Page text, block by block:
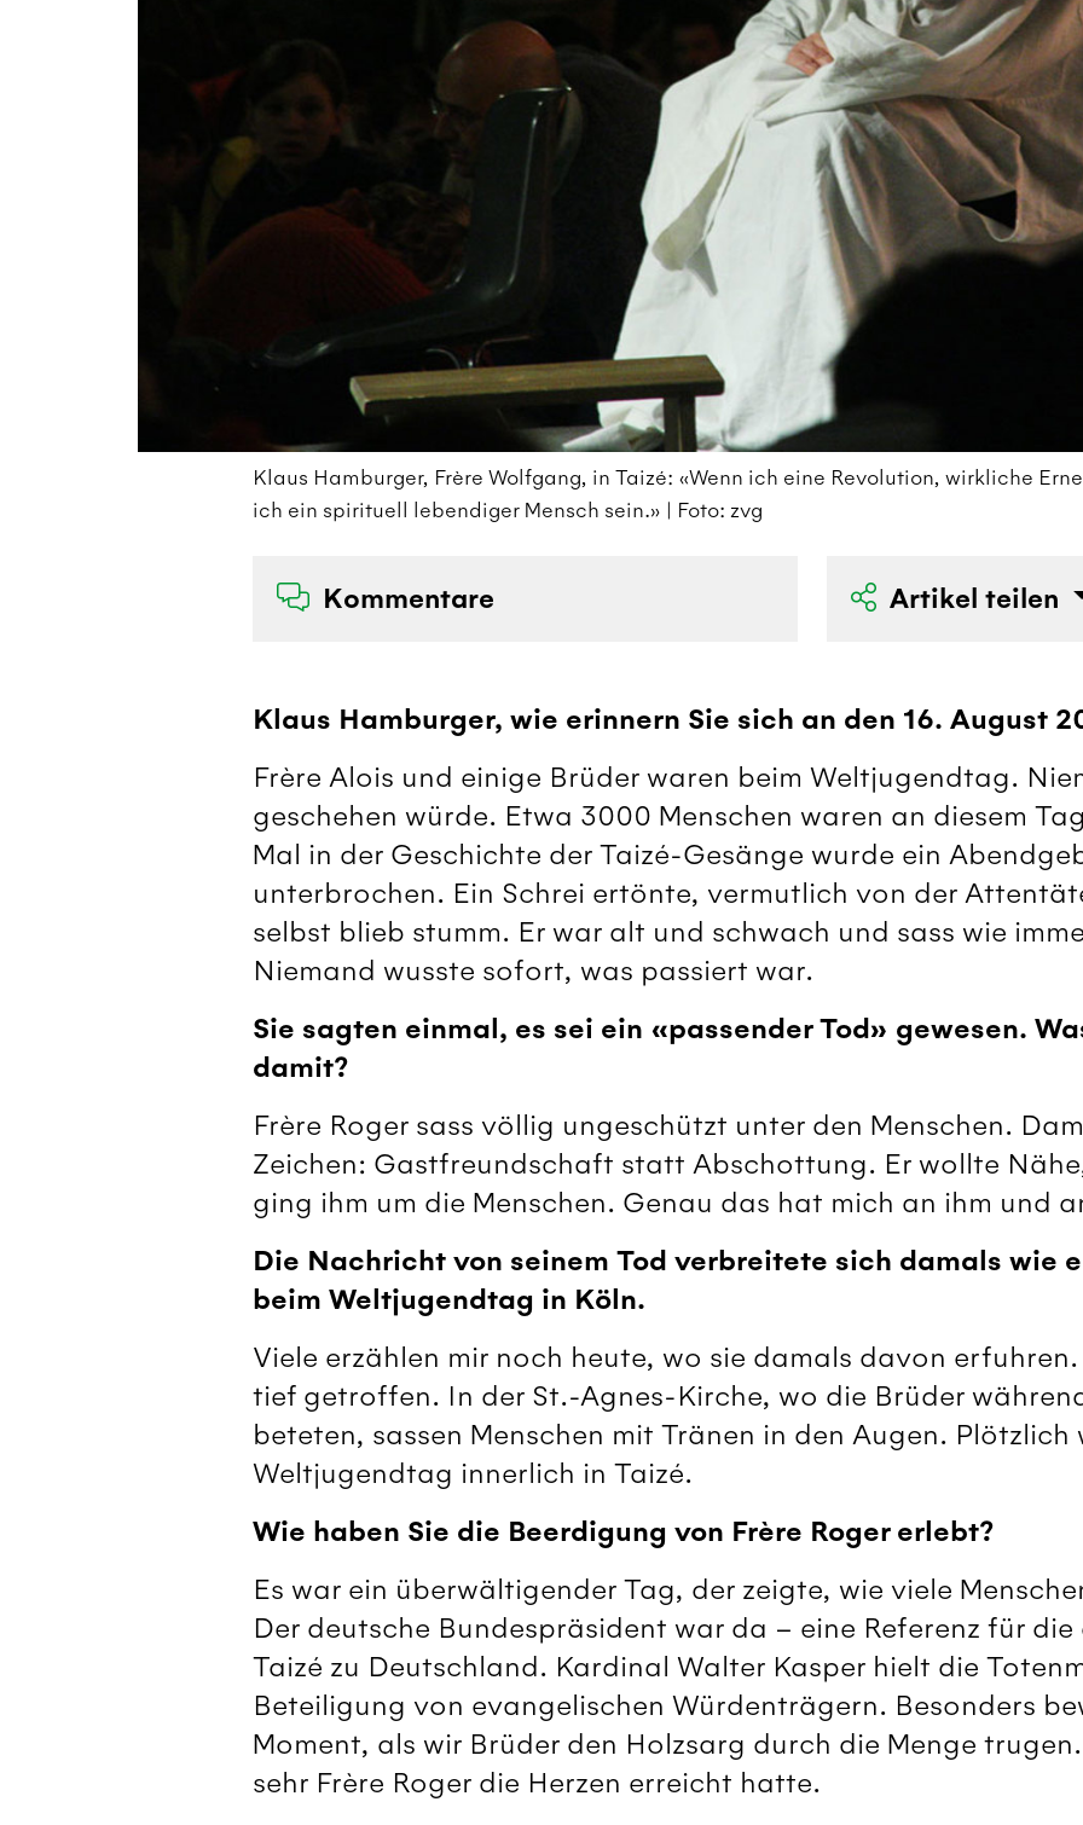
Klaus Hamburger, Frère Wolfgang, in Taizé: «Wenn ich eine Revolution, wirkliche
ich ein spirituell lebendiger Mensch sein.» | Foto: zvg
Kommentare Artikel teilen
Klaus Hamburger, wie erinnern Sie sich an den 16. August
Frère Alois und einige Brüder waren beim Weltjugendtag.
geschehen würde. Etwa 3000 Menschen waren an diesem
Mal in der Geschichte der Taizé-Gesänge wurde ein
unterbrochen. Ein Schrei ertönte, vermutlich von der
selbst blieb stumm. Er war alt und schwach und sass wie
Niemand wusste sofort, was passiert war.
Sie sagten einmal, es sei ein «passender Tod» gewesen.
damit?
Frère Roger sass völlig ungeschützt unter den Menschen.
Zeichen: Gastfreundschaft statt Abschottung. Er wollte
ging ihm um die Menschen. Genau das hat mich an ihm und
Die Nachricht von seinem Tod verbreitete sich damals wie
beim Weltjugendtag in Köln.
Viele erzählen mir noch heute, wo sie damals davon
tief getroffen. In der St.-Agnes-Kirche, wo die Brüder
beteten, sassen Menschen mit Tränen in den Augen. Plötzlich
Weltjugendtag innerlich in Taizé.
Wie haben Sie die Beerdigung von Frère Roger erlebt?
Es war ein überwältigender Tag, der zeigte, wie viele
Der deutsche Bundespräsident war da – eine Referenz für
Taizé zu Deutschland. Kardinal Walter Kasper hielt die
Beteiligung von evangelischen Würdenträgern. Besonders
Moment, als wir Brüder den Holzsarg durch die Menge
sehr Frère Roger die Herzen erreicht hatte.